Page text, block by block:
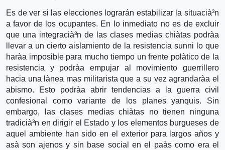
Es de ver si las elecciones lograrán estabilizar la situacià³n
a favor de los ocupantes. En lo inmediato no es de excluir
que una integracià³n de las clases medias chià­tas podrà­a
llevar a un cierto aislamiento de la resistencia sunni lo que
harà­a imposible para mucho tiempo un frente polà­tico de la
resistencia y podrà­a empujar al movimiento guerrillero
hacia una là­nea mas militarista que a su vez agrandarà­a el
abismo. Esto podrà­a abrir tendencias a la guerra civil
confesional como variante de los planes yanquis. Sin
embargo, las clases medias chià­tas no tienen ninguna
tradicià³n en dirigir el Estado y los elementos burgueses de
aquel ambiente han sido en el exterior para largos años y
asà­ son ajenos y sin base social en el paà­s como era el